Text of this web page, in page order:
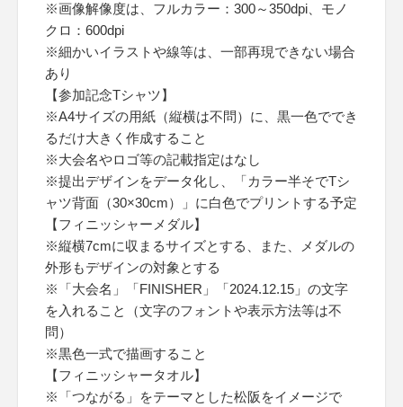
※画像解像度は、フルカラー：300～350dpi、モノ
クロ：600dpi
※細かいイラストや線等は、一部再現できない場合
あり
【参加記念Tシャツ】
※A4サイズの用紙（縦横は不問）に、黒一色ででき
るだけ大きく作成すること
※大会名やロゴ等の記載指定はなし
※提出デザインをデータ化し、「カラー半そでTシ
ャツ背面（30×30cm）」に白色でプリントする予定
【フィニッシャーメダル】
※縦横7cmに収まるサイズとする、また、メダルの
外形もデザインの対象とする
※「大会名」「FINISHER」「2024.12.15」の文字
を入れること（文字のフォントや表示方法等は不
問）
※黒色一式で描画すること
【フィニッシャータオル】
※「つながる」をテーマとした松阪をイメージで